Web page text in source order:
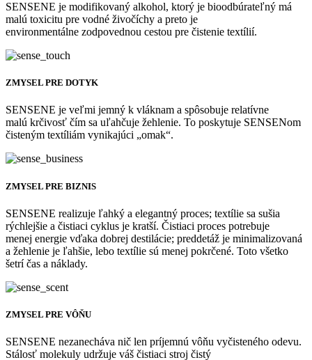
SENSENE je modifikovaný alkohol, ktorý je bioodbúrateľný má
malú toxicitu pre vodné živočíchy a preto je
environmentálne zodpovednou cestou pre čistenie textílií.
ZMYSEL PRE DOTYK
SENSENE je veľmi jemný k vláknam a spôsobuje relatívne
malú krčivosť čím sa uľahčuje žehlenie. To poskytuje SENSENom
čisteným textíliám vynikajúci „omak“.
ZMYSEL PRE BIZNIS
SENSENE realizuje ľahký a elegantný proces; textílie sa sušia
rýchlejšie a čistiaci cyklus je kratší. Čistiaci proces potrebuje
menej energie vďaka dobrej destilácie; preddetáž je minimalizovaná
a žehlenie je ľahšie, lebo textílie sú menej pokrčené. Toto všetko
šetrí čas a náklady.
ZMYSEL PRE VÔŇU
SENSENE nezanecháva nič len príjemnú vôňu vyčisteného odevu.
Stálosť molekuly udržuje váš čistiaci stroj čistý